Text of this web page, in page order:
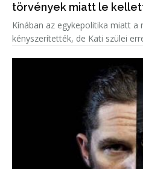
törvények miatt le
Kínában az egykepolitika miatt a
kényszerítették, de Kati szülei